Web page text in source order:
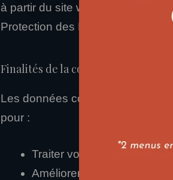
à partir du site
Protection des Données (RGPD)
Finalités de la collecte
Les données collectées via les
pour :
Traiter vos demandes de
Améliorer la qualité du